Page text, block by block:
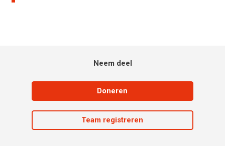
Neem deel
Doneren
Team registreren